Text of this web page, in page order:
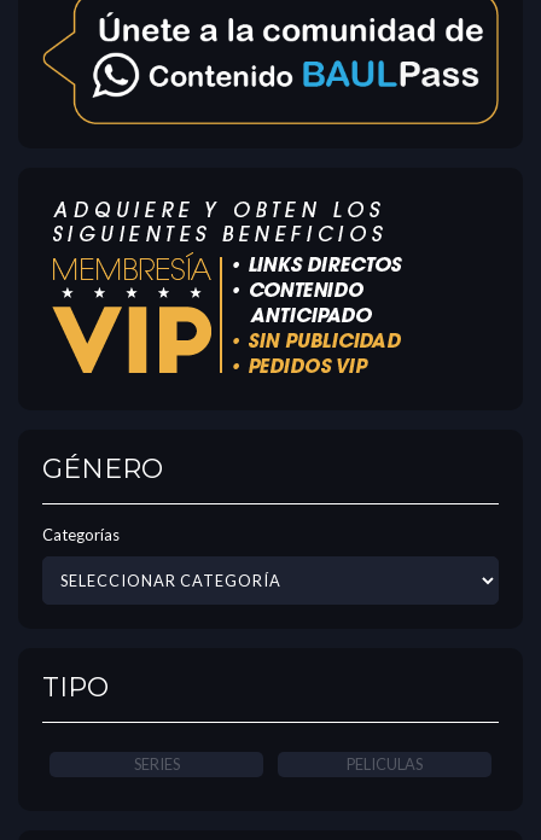
GÉNERO
Categorías
TIPO
SERIES PELICULAS